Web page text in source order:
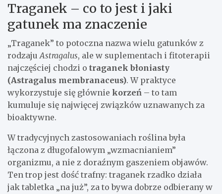
Traganek – co to jest i jaki
gatunek ma znaczenie
„Traganek” to potoczna nazwa wielu gatunków z
rodzajuAstragalus, ale w suplementach i fitoterapii
najczęściej chodzi o traganek błoniasty
(Astragalus membranaceus). W praktyce
wykorzystuje się głównie korzeń – to tam
kumuluje się najwięcej związków uznawanych za
bioaktywne.
W tradycyjnych zastosowaniach roślina była
łączona z długofalowym „wzmacnianiem”
organizmu, a nie z doraźnym gaszeniem objawów.
Ten trop jest dość trafny: traganek rzadko działa
jak tabletka „na już”, za to bywa dobrze odbierany w